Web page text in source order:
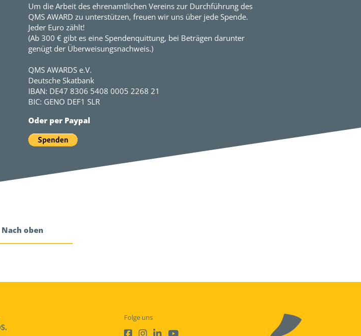
Um die Arbeit des ehrenamtlichen Vereins zur Durchführung des
QMS AWARD zu unterstützen, freuen wir uns über jede Spende.
Jeder Euro zählt!
(Ab 300 € gibt es eine Spendenquittung, bei Beträgen darunter
genügt der Überweisungsnachweis.)
QMS AWARDS e.V.
Deutsche Skatbank
IBAN: DE47 8306 5408 0005 2268 21
BIC: GENO DEF1 SLR
Oder per Paypal
Nach oben
Folge uns